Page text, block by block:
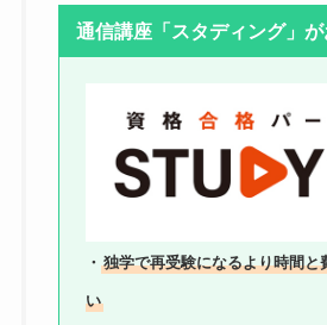
通信講座「スタディング」
・独学で再受験になるより時間と
い